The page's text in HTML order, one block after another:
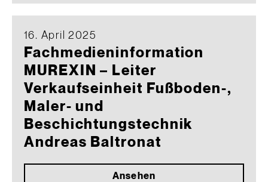
16. April 2025
Fachmedieninformation
MUREXIN – Leiter
Verkaufseinheit Fußboden-,
Maler- und
Beschichtungstechnik
Andreas Baltronat
Ansehen